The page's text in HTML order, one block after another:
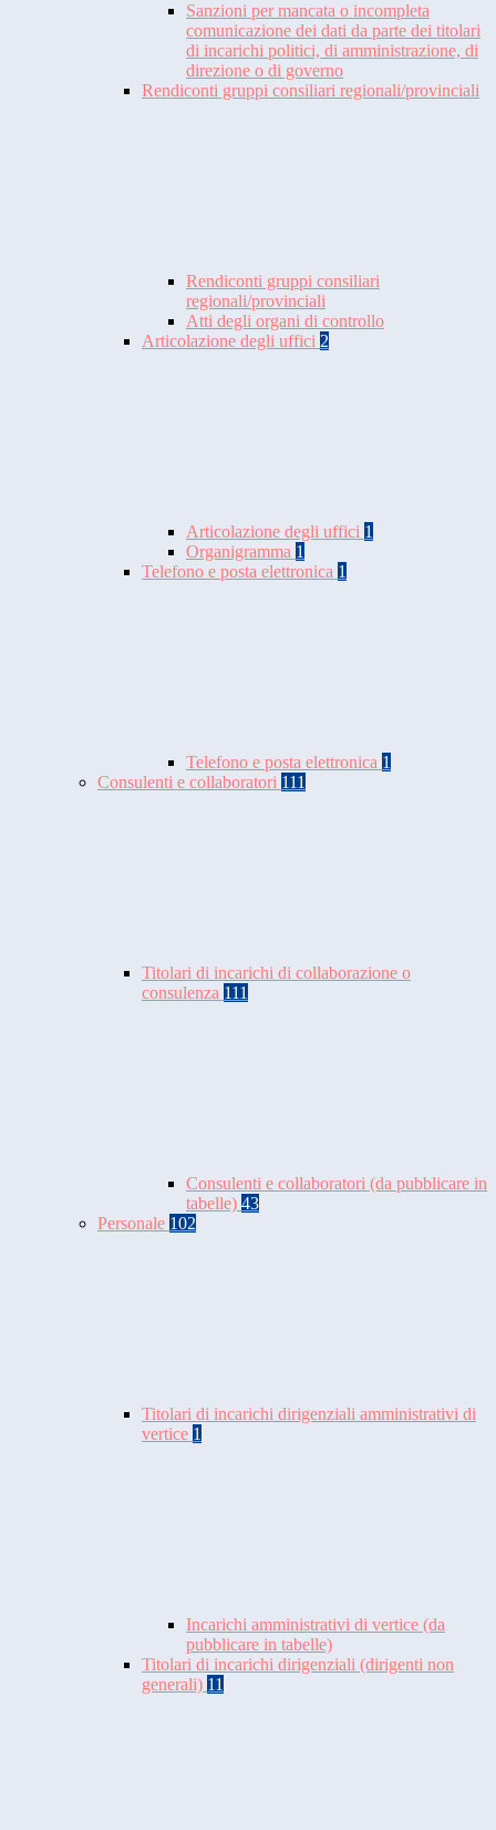
Sanzioni per mancata o incompleta
comunicazione dei dati da parte dei titolari
di incarichi politici, di amministrazione, di
direzione o di governo
Rendiconti gruppi consiliari regionali/provinciali
Rendiconti gruppi consiliari
regionali/provinciali
Atti degli organi di controllo
Articolazione degli uffici 2
Articolazione degli uffici 1
Organigramma 1
Telefono e posta elettronica 1
Telefono e posta elettronica 1
Consulenti e collaboratori 111
Titolari di incarichi di collaborazione o
consulenza 111
Consulenti e collaboratori (da pubblicare in
tabelle) 43
Personale 102
Titolari di incarichi dirigenziali amministrativi di
vertice 1
Incarichi amministrativi di vertice (da
pubblicare in tabelle)
Titolari di incarichi dirigenziali (dirigenti non
generali) 11